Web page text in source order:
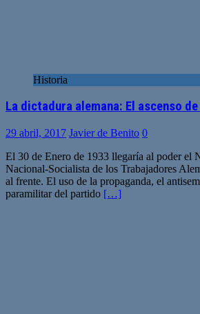
Historia
La dictadura alemana: El ascenso
29 abril, 2017 Javier de Benito 0
El 30 de Enero de 1933 llegaría al poder el
Nacional-Socialista de los Trabajadores
al frente. El uso de la propaganda, el
paramilitar del partido […]